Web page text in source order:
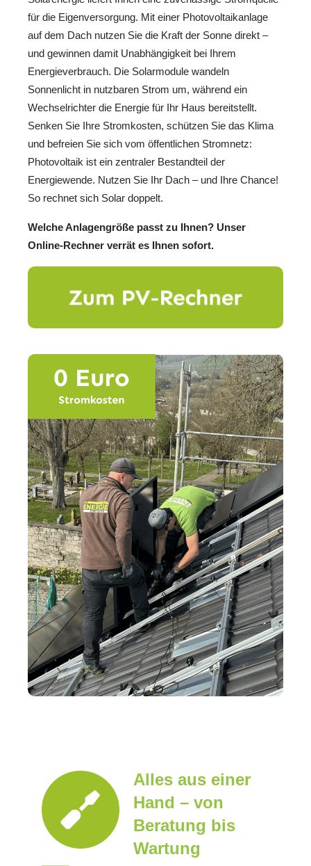
für die Eigenversorgung. Mit einer Photovoltaikanlage
auf dem Dach nutzen Sie die Kraft der Sonne direkt –
und gewinnen damit Unabhängigkeit bei Ihrem
Energieverbrauch. Die Solarmodule wandeln
Sonnenlicht in nutzbaren Strom um, während ein
Wechselrichter die Energie für Ihr Haus bereitstellt.
Senken Sie Ihre Stromkosten, schützen Sie das Klima
und befreien Sie sich vom öffentlichen Stromnetz:
Photovoltaik ist ein zentraler Bestandteil der
Energiewende. Nutzen Sie Ihr Dach – und Ihre Chance!
So rechnet sich Solar doppelt.
Welche Anlagengröße passt zu Ihnen? Unser
Online-Rechner verrät es Ihnen sofort.
Alles aus einer
Hand – von
Beratung bis
Wartung